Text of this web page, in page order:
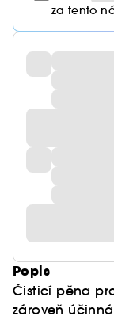
za tento
Popis
Čisticí pěna
zároveň